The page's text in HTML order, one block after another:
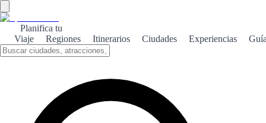
Planifica tu
Viaje
Regiones Itinerarios Ciudades Experiencias
Descubre la historia y la arquitectura medieval de Chinchilla de
Montearagón, un pueblo que conserva su esencia histórica y